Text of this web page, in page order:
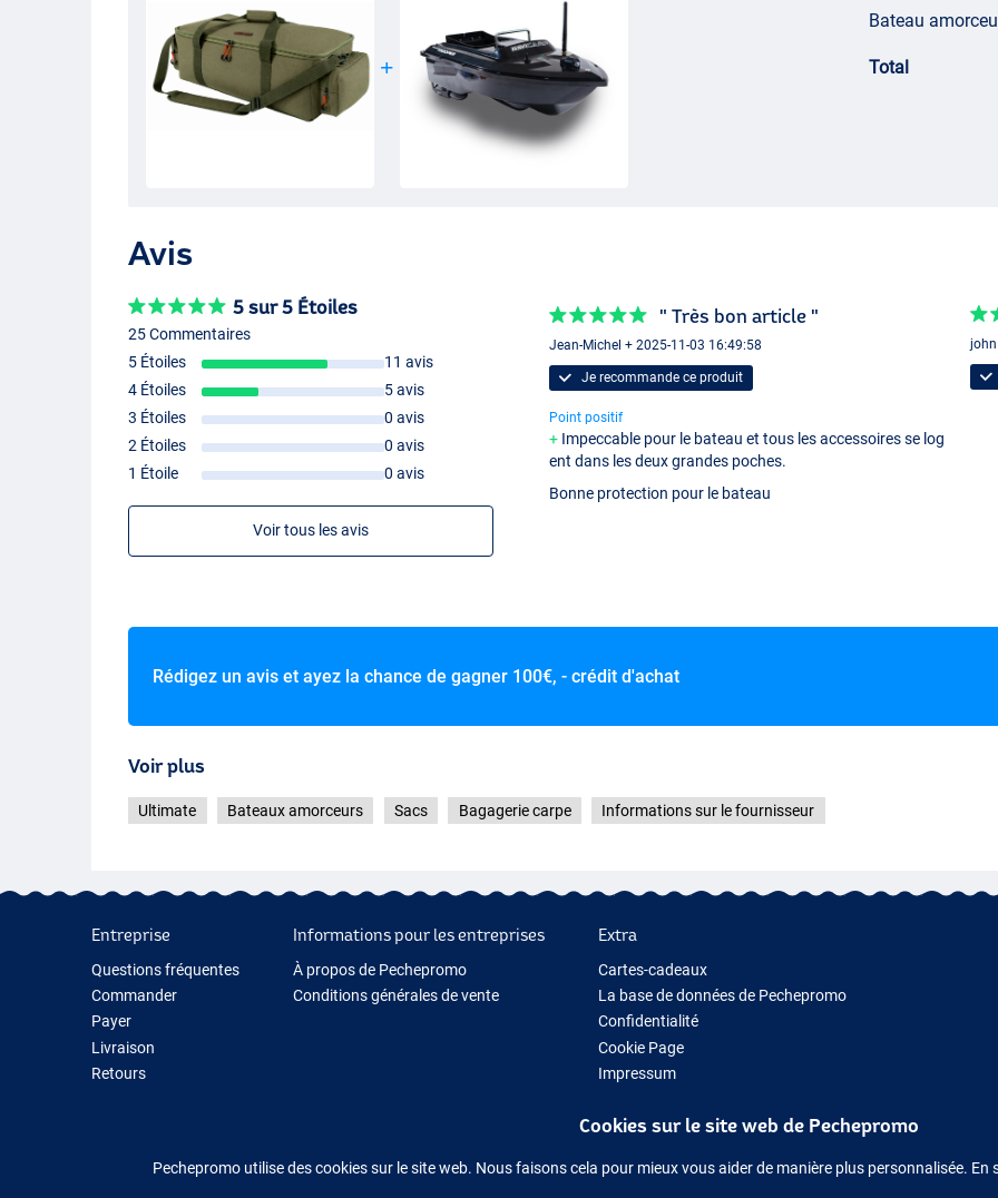
Bateau
Total
Avis
5 sur 5 Étoiles
25 Commentaires
5 Étoiles
11 avis
4 Étoiles
5 avis
3 Étoiles
0 avis
2 Étoiles
0 avis
1 Étoile
0 avis
Voir tous les avis
" Très bon article "
Jean-Michel + 2025-11-03 16:49:58
Je recommande ce produit
Point positif
Impeccable pour le bateau et tous les accessoires se log
ent dans les deux grandes poches.
Bonne protection pour le bateau
Rédigez un avis et ayez la chance de gagner 100€, - crédit d'achat
Voir plus
Ultimate Bateaux amorceurs Sacs Bagagerie carpe Informations sur le fournisseur
Entreprise
Questions fréquentes
Commander
Payer
Livraison
Retours
Informations pour les entreprises
À propos de Pechepromo
Conditions générales de vente
Extra
Cartes-cadeaux
La base de données de Pechepromo
Confidentialité
Cookie Page
Impressum
Nouveau Matériel de Pêche
Cookies sur le site web de Pechepromo
Pechepromo utilise des cookies sur le site web. Nous faisons cela pour mieux vous aider de manière plus personnalisée. En